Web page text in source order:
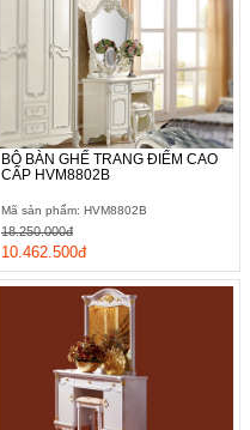
BỘ BÀN GHẾ TRANG ĐIỂM CAO
CẤP HVM8802B
Mã sản phẩm: HVM8802B
10.462.500đ
18.250.000đ